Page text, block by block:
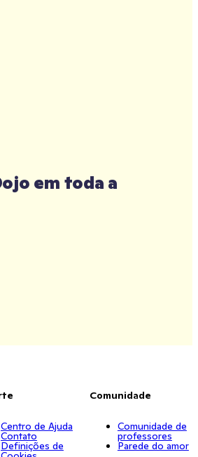
em toda a
Centro de Ajuda
Contato
Definições de
Comunidade
Comunidade de
professores
Parede do amor